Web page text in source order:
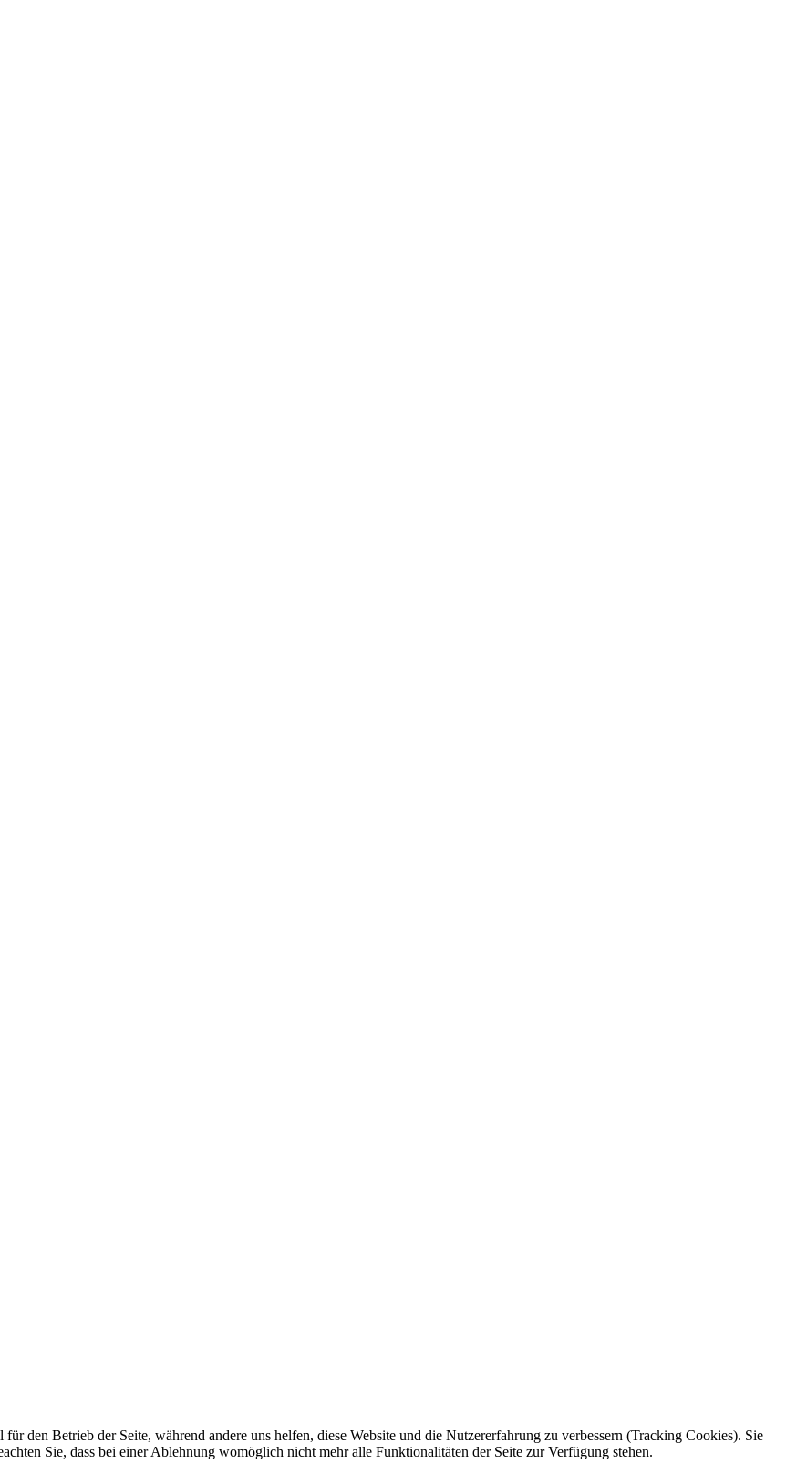
den Betrieb der Seite, während andere uns helfen, diese Website und die Nutzererfahrung zu verbessern (Tracking Cookies). Sie
Sie, dass bei einer Ablehnung womöglich nicht mehr alle Funktionalitäten der Seite zur Verfügung stehen.